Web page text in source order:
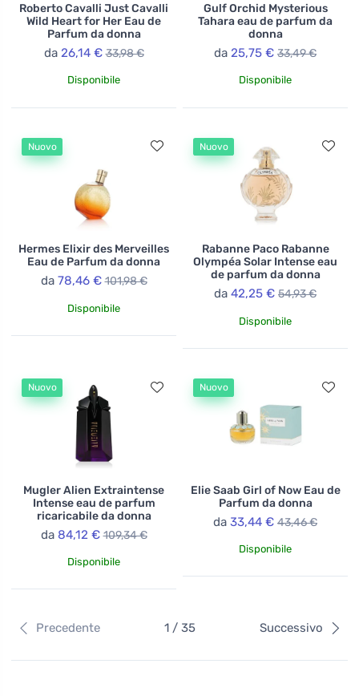
Roberto Cavalli Just Cavalli
Wild Heart for Her Eau de
Parfum da donna
da 26,14 € 33,98 €
Disponibile
Gulf Orchid Mysterious
Tahara eau de parfum da
donna
da 25,75 € 33,49 €
Disponibile
Nuovo
Hermes Elixir des Merveilles
Eau de Parfum da donna
da 78,46 € 101,98 €
Disponibile
Nuovo
Rabanne Paco Rabanne
Olympéa Solar Intense eau
de parfum da donna
da 42,25 € 54,93 €
Disponibile
Nuovo
Mugler Alien Extraintense
Intense eau de parfum
ricaricabile da donna
da 84,12 € 109,34 €
Disponibile
Nuovo
Elie Saab Girl of Now Eau de
Parfum da donna
da 33,44 € 43,46 €
Disponibile
Precedente 1 / 35 Successivo